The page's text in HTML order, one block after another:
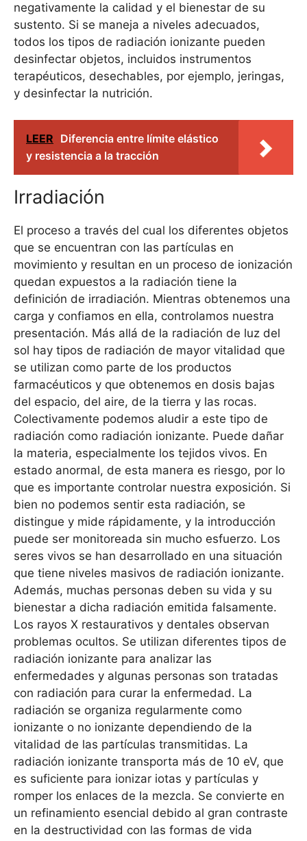
negativamente la calidad y el bienestar de su
sustento. Si se maneja a niveles adecuados,
todos los tipos de radiación ionizante pueden
desinfectar objetos, incluidos instrumentos
terapéuticos, desechables, por ejemplo, jeringas,
y desinfectar la nutrición.
LEER Diferencia entre límite elástico
y resistencia a la tracción
Irradiación
El proceso a través del cual los diferentes objetos
que se encuentran con las partículas en
movimiento y resultan en un proceso de ionización
quedan expuestos a la radiación tiene la
definición de irradiación. Mientras obtenemos una
carga y confiamos en ella, controlamos nuestra
presentación. Más allá de la radiación de luz del
sol hay tipos de radiación de mayor vitalidad que
se utilizan como parte de los productos
farmacéuticos y que obtenemos en dosis bajas
del espacio, del aire, de la tierra y las rocas.
Colectivamente podemos aludir a este tipo de
radiación como radiación ionizante. Puede dañar
la materia, especialmente los tejidos vivos. En
estado anormal, de esta manera es riesgo, por lo
que es importante controlar nuestra exposición. Si
bien no podemos sentir esta radiación, se
distingue y mide rápidamente, y la introducción
puede ser monitoreada sin mucho esfuerzo. Los
seres vivos se han desarrollado en una situación
que tiene niveles masivos de radiación ionizante.
Además, muchas personas deben su vida y su
bienestar a dicha radiación emitida falsamente.
Los rayos X restaurativos y dentales observan
problemas ocultos. Se utilizan diferentes tipos de
radiación ionizante para analizar las
enfermedades y algunas personas son tratadas
con radiación para curar la enfermedad. La
radiación se organiza regularmente como
ionizante o no ionizante dependiendo de la
vitalidad de las partículas transmitidas. La
radiación ionizante transporta más de 10 eV, que
es suficiente para ionizar iotas y partículas y
romper los enlaces de la mezcla. Se convierte en
un refinamiento esencial debido al gran contraste
en la destructividad con las formas de vida